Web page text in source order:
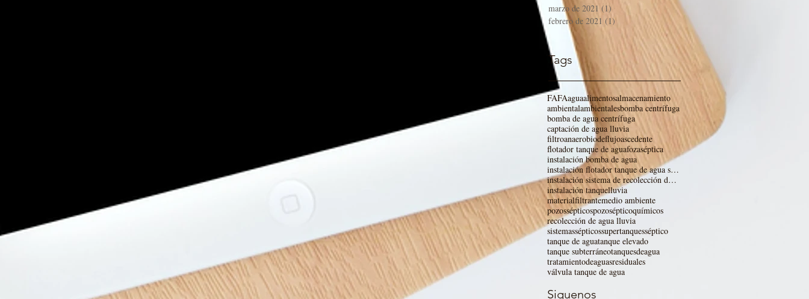
marzo de 2021 (1) 1 entrada
febrero de 2021 (1) 1 entrada
Tags
FAFAaguaalimentosalmacenamiento
ambientalambientalesbomba centrífuga
bomba de agua centrífuga
captación de agua lluvia
filtroanaerobiodeflujoascedente
flotador tanque de aguafozaséptica
instalación bomba de agua
instalación flotador tanque de agua supertanques
instalación sistema de recolección de agua lluvia
instalación tanquelluvia
materialfiltrantemedio ambiente
pozossépticospozosépticoquímicos
recolección de agua lluvia
sistemassépticossupertanquesséptico
tanque de aguatanque elevado
tanque subterráneotanquesdeagua
tratamientodeaguasresiduales
válvula tanque de agua
Siguenos